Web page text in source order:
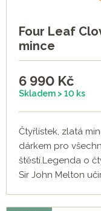
Four Leaf
mince
6 990 Kč
Skladem > 10 ks
Čtyřlístek, zlatá
dárkem pro
štěstí.Legenda o
Sir John Melton